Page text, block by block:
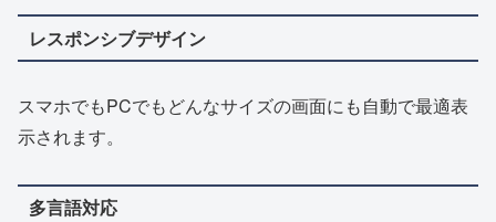
レスポンシブデザイン
スマホでもPCでもどんなサイズの画面にも自動で最適表
示されます。
多言語対応